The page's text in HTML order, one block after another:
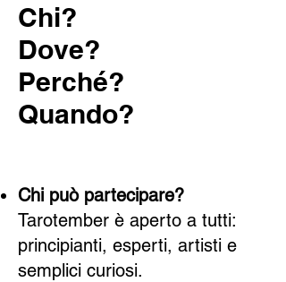
Chi?
Dove?
Perché?
Quando?
Chi può partecipare?
Tarotember è aperto a tutti:
principianti, esperti, artisti e
semplici curiosi.